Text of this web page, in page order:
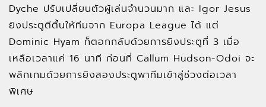
Dyche ปรับเปลี่ยนตัวผู้เล่นจำนวนมาก และ Igor Jesus
ยิงประตูตีตื้นให้ทีมจาก Europa League ได้ แต่
Dominic Hyam ก็ตอกกลับด้วยการยิงประตูที่ 3 เมื่อ
เหลือเวลาแค่ 16 นาที ก่อนที่ Callum Hudson-Odoi จะ
พลิกเกมด้วยการยิงสองประตูพาทีมเข้าสู่ช่วงต่อเวลา
พิเศษ